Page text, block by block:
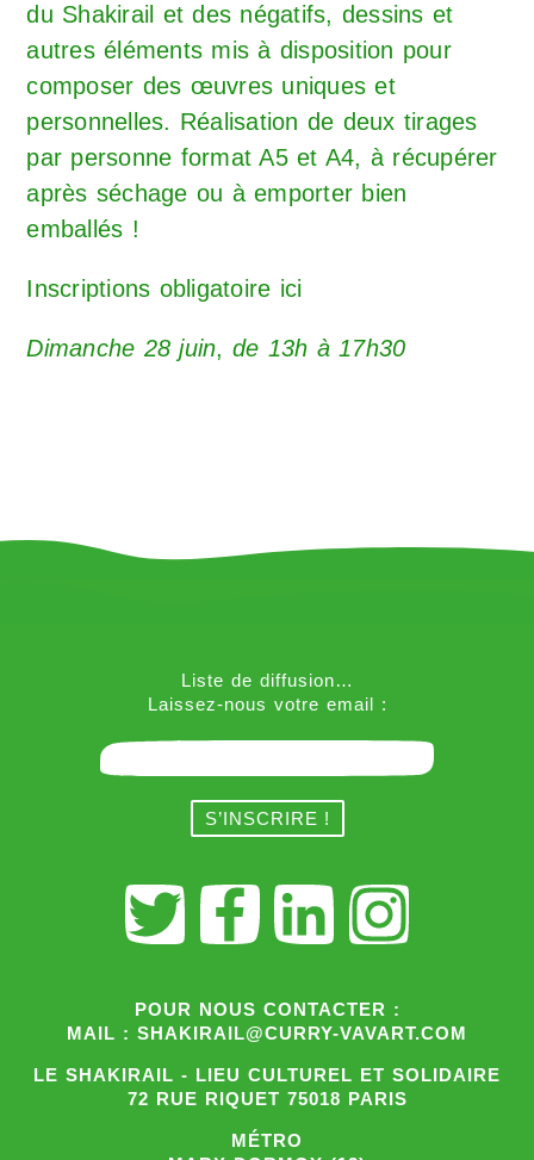
du Shakirail et des négatifs, dessins et
autres éléments mis à disposition pour
composer des œuvres uniques et
personnelles. Réalisation de deux tirages
par personne format A5 et A4, à récupérer
après séchage ou à emporter bien
emballés !
Inscriptions obligatoire ici
Dimanche 28 juin, de 13h à 17h30
Liste de diffusion…
Laissez-nous votre email :
POUR NOUS CONTACTER :
MAIL : SHAKIRAIL@CURRY-VAVART.COM
LE SHAKIRAIL - LIEU CULTUREL ET SOLIDAIRE
72 RUE RIQUET 75018 PARIS
MÉTRO